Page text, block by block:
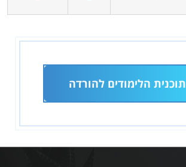
תוכנית הלימודים להורדה